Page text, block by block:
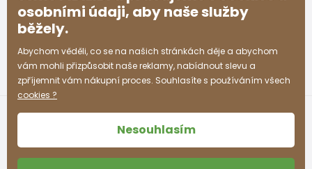
osobními údaji, aby naše služby
běžely.
Abychom věděli, co se na našich stránkách děje a abychom
vám mohli přizpůsobit naše reklamy, nabídnout slevu a
zpříjemnit vám nákupní proces. Souhlasíte s používáním všech
cookies ?
Nesouhlasím